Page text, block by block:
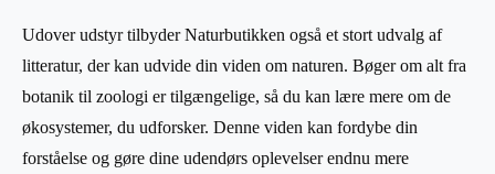
Udover udstyr tilbyder Naturbutikken også et stort udvalg af
litteratur, der kan udvide din viden om naturen. Bøger om alt fra
botanik til zoologi er tilgængelige, så du kan lære mere om de
økosystemer, du udforsker. Denne viden kan fordybe din
forståelse og gøre dine udendørs oplevelser endnu mere